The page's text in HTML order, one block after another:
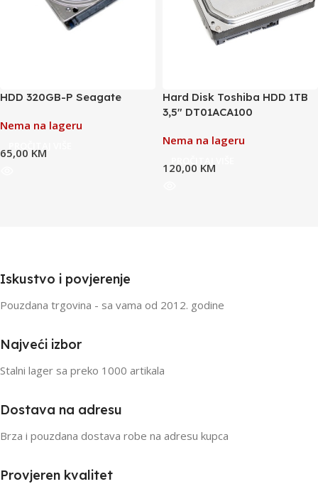
HDD 320GB-P Seagate
Nema na lageru
65,00 KM
Hard Disk Toshiba HDD 1TB
3,5″ DT01ACA100
Nema na lageru
120,00 KM
Iskustvo i povjerenje
Pouzdana trgovina - sa vama od 2012. godine
Najveći izbor
Stalni lager sa preko 1000 artikala
Dostava na adresu
Brza i pouzdana dostava robe na adresu kupca
Provjeren kvalitet